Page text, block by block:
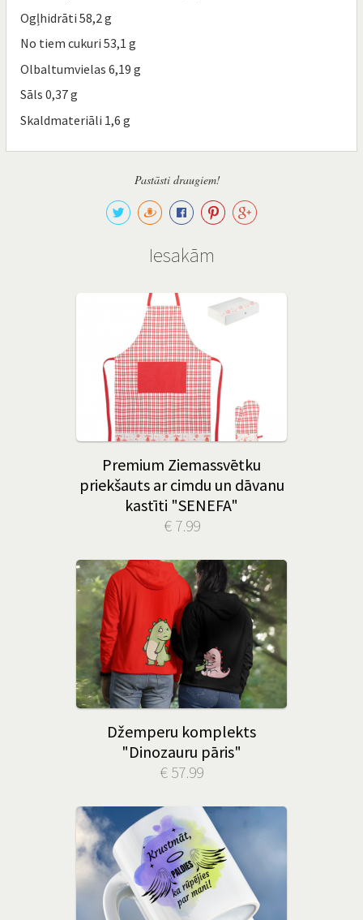
Ogļhidrāti 58,2 g
No tiem cukuri 53,1 g
Olbaltumvielas 6,19 g
Sāls 0,37 g
Skaldmateriāli 1,6 g
Pastāsti draugiem!
Iesakām
Premium Ziemassvētku
priekšauts ar cimdu un dāvanu
kastīti "SENEFA"
€ 7.99
Džemperu komplekts
"Dinozauru pāris"
€ 57.99